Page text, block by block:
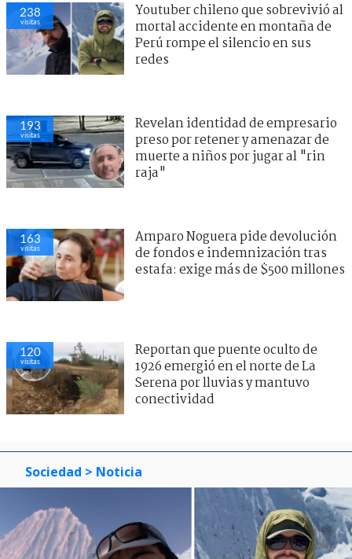
238
visitas
Youtuber chileno que sobrevivió al
mortal accidente en montaña de
Perú rompe el silencio en sus
redes
193
visitas
Revelan identidad de empresario
preso por retener y amenazar de
muerte a niños por jugar al "rin
raja"
163
visitas
Amparo Noguera pide devolución
de fondos e indemnización tras
estafa: exige más de $500 millones
120
visitas
Reportan que puente oculto de
1926 emergió en el norte de La
Serena por lluvias y mantuvo
conectividad
Sociedad > Noticia